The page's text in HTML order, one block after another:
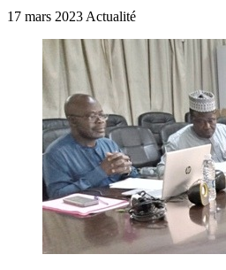
17 mars 2023 Actualité